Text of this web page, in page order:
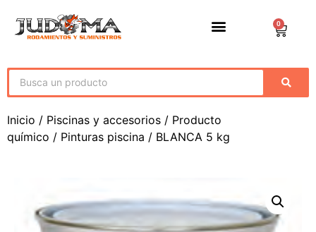
0
Inicio / Piscinas y accesorios / Producto
químico / Pinturas piscina / BLANCA 5 kg